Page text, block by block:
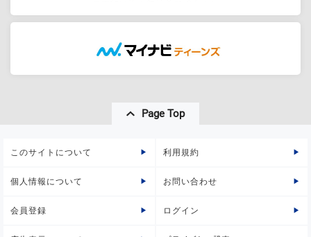
Page Top
このサイトについて 利用規約
個人情報について お問い合わせ
会員登録 ログイン